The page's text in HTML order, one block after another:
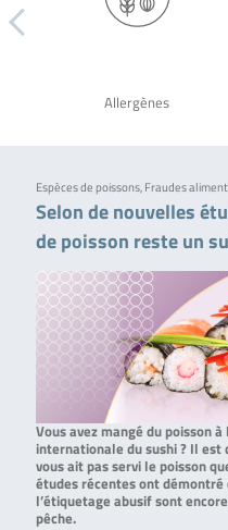
Allergènes
Espèces de poissons, Fraudes
Selon de nouvelles
de poisson reste un
Vous avez mangé du poisson à
internationale du sushi ? Il est
vous ait pas servi le poisson
études récentes ont
l’étiquetage abusif sont
pêche.